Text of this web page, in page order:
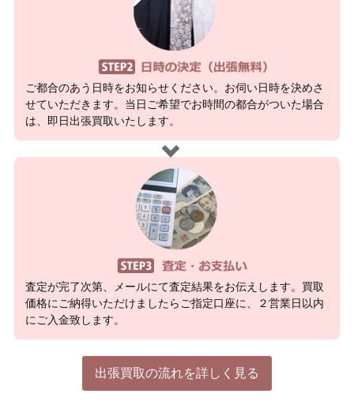
ご都合のあう日時をお知らせください。お伺い日時を決めさ
せていただきます。当日ご希望でお時間の都合がついた場合
は、即日出張買取いたします。
査定が完了次第、メールにて査定結果をお伝えします。買取
価格にご納得いただけましたらご指定口座に、２営業日以内
にご入金致します。
出張買取の流れを詳しく見る